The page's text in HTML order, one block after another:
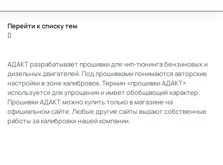
Перейти к списку тем
АДАКТ разрабатывает прошивки для чип-тюнинга бензиновых и
дизельных двигателей. Под прошивками понимаются авторские
настройки в зоне калибровок. Термин «прошивки АДАКТ»
используется для упрощения и имеет обобщающий характер.
Прошивки АДАКТ можно купить только в магазине на
официальном сайте. Любые другие сайты выдают собственные
работы за калибровки нашей компании.